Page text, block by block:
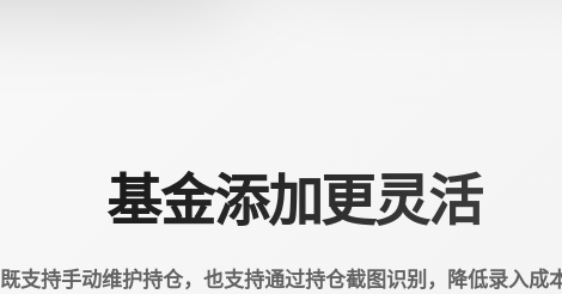
基金添加更灵活
既支持手动维护持仓，也支持通过持仓截图识别，降低录入成